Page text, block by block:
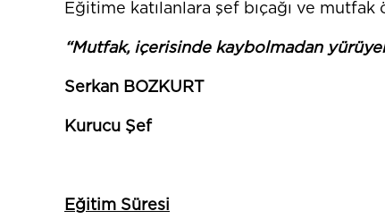
Eğitime katılanlara şef bıçağı ve
“Mutfak, içerisinde kaybolmadan
Serkan BOZKURT
Kurucu Şef
Eğitim Süresi